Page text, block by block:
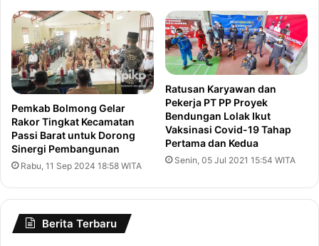
Pemkab Bolmong Gelar
Rakor Tingkat Kecamatan
Passi Barat untuk Dorong
Sinergi Pembangunan
Rabu, 11 Sep 2024 18:58 WITA
Ratusan Karyawan dan
Pekerja PT PP Proyek
Bendungan Lolak Ikut
Vaksinasi Covid-19 Tahap
Pertama dan Kedua
Senin, 05 Jul 2021 15:54 WITA
Berita Terbaru